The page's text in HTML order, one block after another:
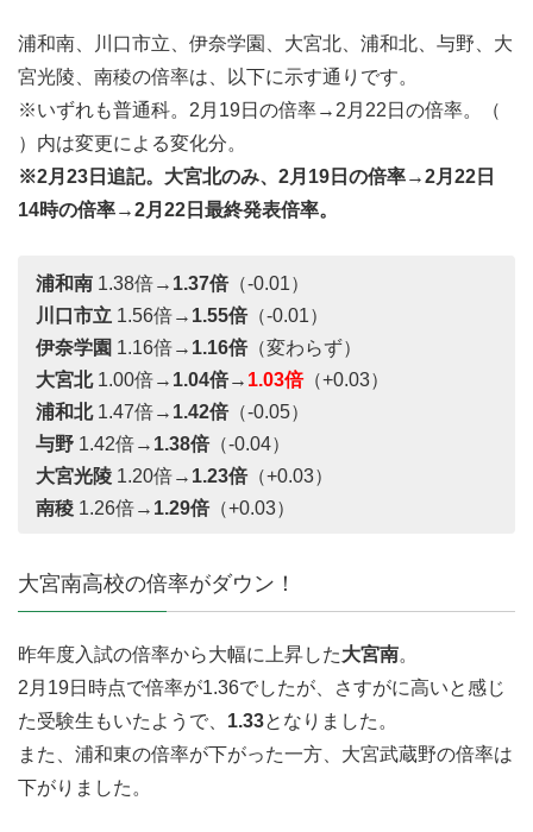
浦和南、川口市立、伊奈学園、大宮北、浦和北、与野、大
宮光陵、南稜の倍率は、以下に示す通りです。
※いずれも普通科。2月19日の倍率→2月22日の倍率。（
）内は変更による変化分。
※2月23日追記。大宮北のみ、2月19日の倍率→2月22日
14時の倍率→2月22日最終発表倍率。
浦和南 1.38倍→ 1.37倍（-0.01）
川口市立 1.56倍→ 1.55倍（-0.01）
伊奈学園 1.16倍→ 1.16倍（変わらず）
大宮北 1.00倍→ 1.04倍→ 1.03倍（+0.03）
浦和北 1.47倍→ 1.42倍（-0.05）
与野 1.42倍→ 1.38倍（-0.04）
大宮光陵 1.20倍→ 1.23倍（+0.03）
南稜 1.26倍→ 1.29倍（+0.03）
大宮南高校の倍率がダウン！
昨年度入試の倍率から大幅に上昇した大宮南。
2月19日時点で倍率が1.36でしたが、さすがに高いと感じ
た受験生もいたようで、 1.33となりました。
また、浦和東の倍率が下がった一方、大宮武蔵野の倍率は
下がりました。